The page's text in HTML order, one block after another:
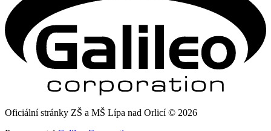
Oficiální stránky ZŠ a MŠ Lípa nad Orlicí © 2026